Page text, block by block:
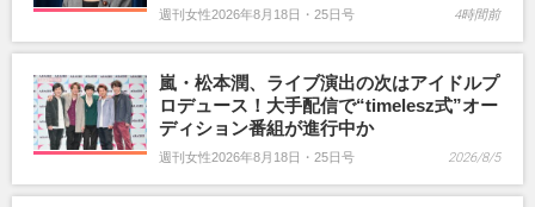
週刊女性2026年8月18日・25日号 4時間前
嵐・松本潤、ライブ演出の次はアイドルプ
ロデュース！大手配信で“timelesz式”オー
ディション番組が進行中か
週刊女性2026年8月18日・25日号 2026/8/5